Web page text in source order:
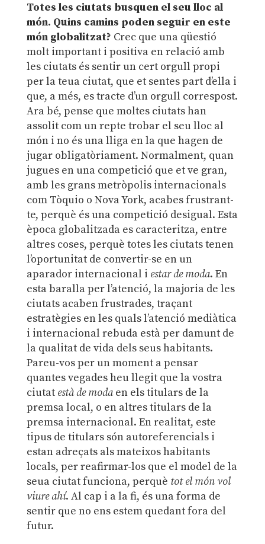
Totes les ciutats busquen el seu lloc al
món. Quins camins poden seguir en este
món globalitzat? Crec que una qüestió
molt important i positiva en relació amb
les ciutats és sentir un cert orgull propi
per la teua ciutat, que et sentes part d’ella i
que, a més, es tracte d’un orgull correspost.
Ara bé, pense que moltes ciutats han
assolit com un repte trobar el seu lloc al
món i no és una lliga en la que hagen de
jugar obligatòriament. Normalment, quan
jugues en una competició que et ve gran,
amb les grans metròpolis internacionals
com Tòquio o Nova York, acabes frustrant-
te, perquè és una competició desigual. Esta
època globalitzada es caracteritza, entre
altres coses, perquè totes les ciutats tenen
l’oportunitat de convertir-se en un
aparador internacional i estar de moda. En
esta baralla per l’atenció, la majoria de les
ciutats acaben frustrades, traçant
estratègies en les quals l’atenció mediàtica
i internacional rebuda està per damunt de
la qualitat de vida dels seus habitants.
Pareu-vos per un moment a pensar
quantes vegades heu llegit que la vostra
ciutat està de modaen els titulars de la
premsa local, o en altres titulars de la
premsa internacional. En realitat, este
tipus de titulars són autoreferencials i
estan adreçats als mateixos habitants
locals, per reafirmar-los que el model de la
seua ciutat funciona, perquè tot el món vol
viure ahí. Al cap i a la fi, és una forma de
sentir que no ens estem quedant fora del
futur.